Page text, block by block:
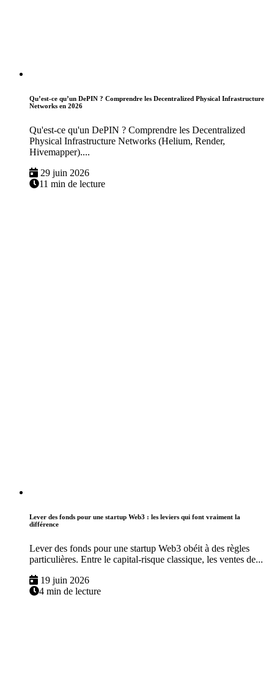
Qu’est-ce qu’un DePIN ? Comprendre les Decentralized Physical Infrastructure
Networks en 2026
Qu'est-ce qu'un DePIN ? Comprendre les Decentralized
Physical Infrastructure Networks (Helium, Render,
Hivemapper)....
29 juin 2026
11 min de lecture
Lever des fonds pour une startup Web3 : les leviers qui font vraiment la
différence
Lever des fonds pour une startup Web3 obéit à des règles
particulières. Entre le capital-risque classique, les ventes de...
19 juin 2026
4 min de lecture